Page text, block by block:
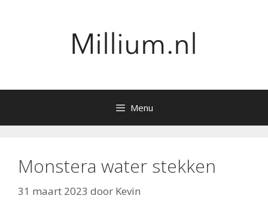
Menu
Monstera water stekken
31 maart 2023 door Kevin